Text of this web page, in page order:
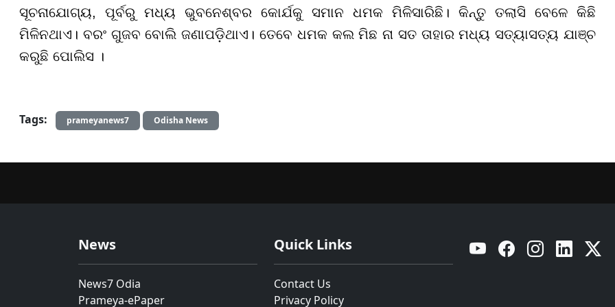
ସୂଚନାଯୋଗ୍ୟ, ପୂର୍ବରୁ ମଧ୍ୟ ଭୁବନେଶ୍ବର କୋର୍ଯକୁ ସମାନ ଧମକ ମିଳିସାରିଛି। କିନ୍ତୁ ତଲାସି ବେଳେ କିଛି
ମିଳିନଥାଏ। ବରଂ ଗୁଜବ ବୋଲି ଜଣାପଡ଼ିଥାଏ। ତେବେ ଧମକ କଲ ମିଛ ନା ସତ ତାହାର ମଧ୍ୟ ସତ୍ୟାସତ୍ୟ ଯାଞ୍ଚ
କରୁଛି ପୋଲିସ ।
Tags: prameyanews7 Odisha News
News
News7 Odia
Prameya-ePaper
Quick Links
Contact Us
Privacy Policy
YouTube Facebook Instagram